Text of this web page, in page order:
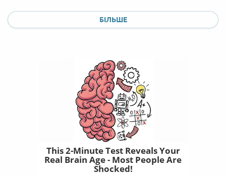
БІЛЬШЕ
This 2-Minute Test Reveals Your
Real Brain Age - Most People Are
Shocked!